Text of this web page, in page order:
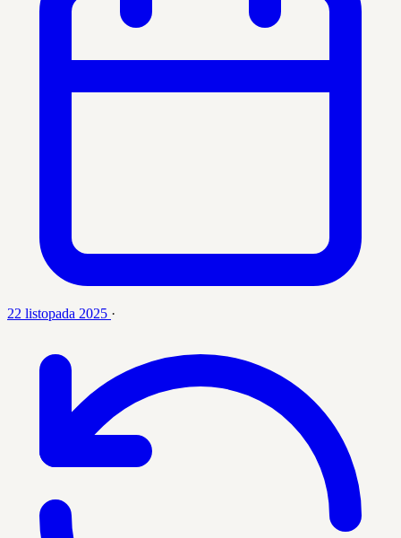
22 listopada 2025 ·